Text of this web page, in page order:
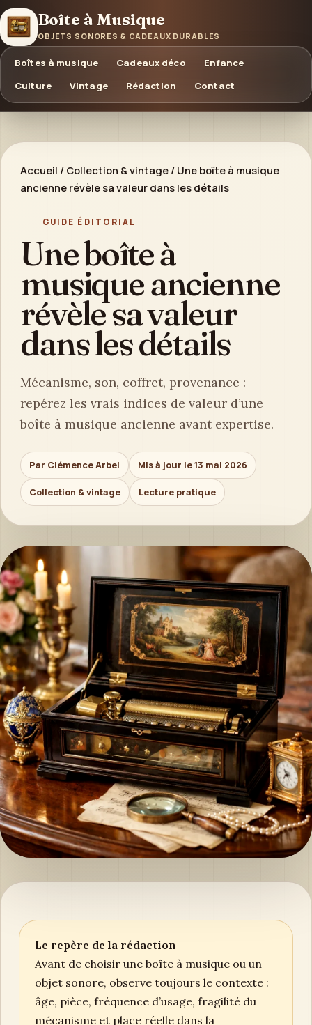
Boîte à Musique
OBJETS SONORES & CADEAUX DURABLES
Boîtes à musique Cadeaux déco
Enfance
Culture
Vintage Rédaction Contact
Accueil / Collection & vintage / Une boîte à musique
ancienne révèle sa valeur dans les détails
GUIDE ÉDITORIAL
Une boîte à
musique ancienne
révèle sa valeur
dans les détails
Mécanisme, son, coffret, provenance :
repérez les vrais indices de valeur d’une
boîte à musique ancienne avant expertise.
Par Clémence Arbel Mis à jour le 13 mai 2026
Collection & vintage Lecture pratique
Le repère de la rédaction
Avant de choisir une boîte à musique ou un
objet sonore, observe toujours le contexte :
âge, pièce, fréquence d’usage, fragilité du
mécanisme et place réelle dans la